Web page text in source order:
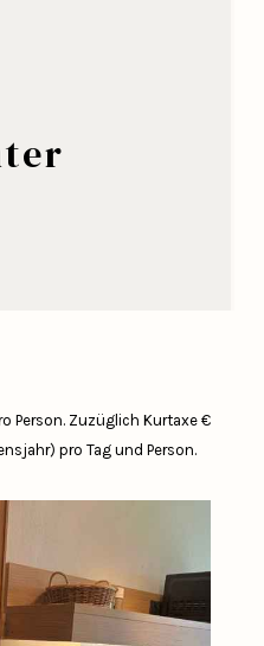
Person. Zuzüglich Kurtaxe €
pro Tag und Person.